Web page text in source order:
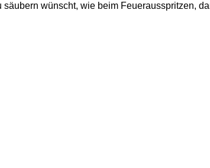
wünscht, wie beim Feuerausspritzen,